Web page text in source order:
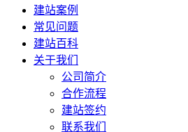
建站案例
常见问题
建站百科
关于我们
公司简介
合作流程
建站签约
联系我们